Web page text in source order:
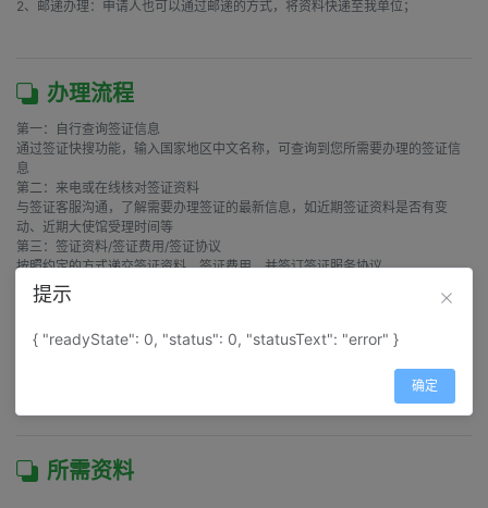
2、邮递办理：申请人也可以通过邮递的方式，将资料快递至我单位；
办理流程
第一：自行查询签证信息
通过签证快搜功能，输入国家地区中文名称，可查询到您所需要办理的签证信
息
第二：来电或在线核对签证资料
与签证客服沟通，了解需要办理签证的最新信息，如近期签证资料是否有变
动、近期大使馆受理时间等
第三：签证资料/签证费用/签证协议
按照约定的方式递交签证资料、签证费用，并签订签证服务协议
第四：使馆受理签证申请
收到签证资料和签证费用后，当日整理和审核签证材料，并安排外勤人员在之
第五：通知签证结果，返还护照
所需资料
提示
{ "readyState": 0, "status": 0, "statusText": "error" }
确定